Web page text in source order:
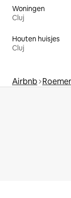
Woningen
Cluj
Houten huisjes
Cluj
Airbnb